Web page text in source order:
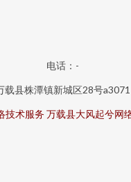
电话：-
县株潭镇新城区28号a3071
技术服务 万载县大风起兮网